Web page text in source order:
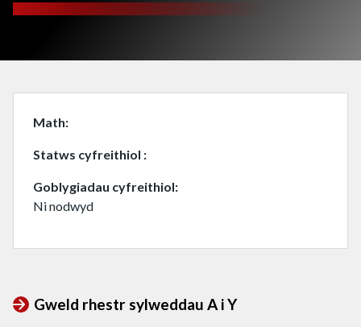
Math
Statws cyfreithiol
Goblygiadau cyfreithiol
Ni nodwyd
Gweld rhestr sylweddau A i Y